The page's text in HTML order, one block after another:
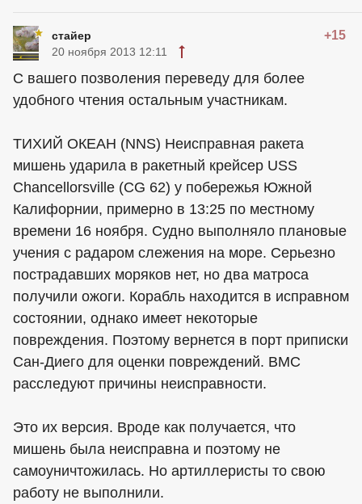
стайер +15
20 ноября 2013 12:11
С вашего позволения переведу для более
удобного чтения остальным участникам.
ТИХИЙ ОКЕАН (NNS) Неисправная ракета
мишень ударила в ракетный крейсер USS
Chancellorsville (CG 62) у побережья Южной
Калифорнии, примерно в 13:25 по местному
времени 16 ноября. Судно выполняло плановые
учения с радаром слежения на море. Серьезно
пострадавших моряков нет, но два матроса
получили ожоги. Корабль находится в исправном
состоянии, однако имеет некоторые
повреждения. Поэтому вернется в порт приписки
Сан-Диего для оценки повреждений. ВМС
расследуют причины неисправности.
Это их версия. Вроде как получается, что
мишень была неисправна и поэтому не
самоуничтожилась. Но артиллеристы то свою
работу не выполнили.